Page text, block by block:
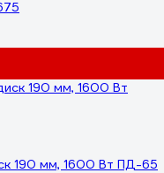
190 мм, 1600 Вт ПД-65